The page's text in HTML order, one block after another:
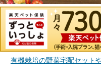
有機栽培の野菜宅配セット